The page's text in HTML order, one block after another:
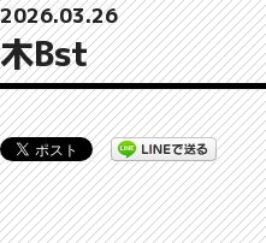
2026.03.26
木Bst